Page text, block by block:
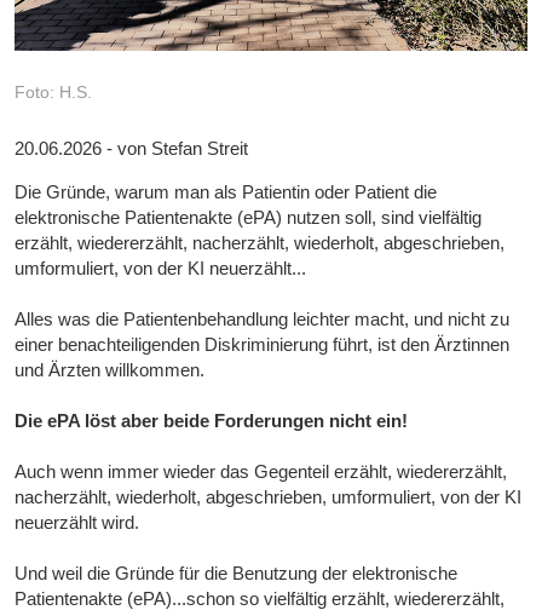
Foto: H.S.
20.06.2026 - von Stefan Streit
Die Gründe, warum man als Patientin oder Patient die
elektronische Patientenakte (ePA) nutzen soll, sind vielfältig
erzählt, wiedererzählt, nacherzählt, wiederholt, abgeschrieben,
umformuliert, von der KI neuerzählt...
Alles was die Patientenbehandlung leichter macht, und nicht zu
einer benachteiligenden Diskriminierung führt, ist den Ärztinnen
und Ärzten willkommen.
Die ePA löst aber beide Forderungen nicht ein!
Auch wenn immer wieder das Gegenteil erzählt, wiedererzählt,
nacherzählt, wiederholt, abgeschrieben, umformuliert, von der KI
neuerzählt wird.
Und weil die Gründe für die Benutzung der elektronische
Patientenakte (ePA)...schon so vielfältig erzählt, wiedererzählt,